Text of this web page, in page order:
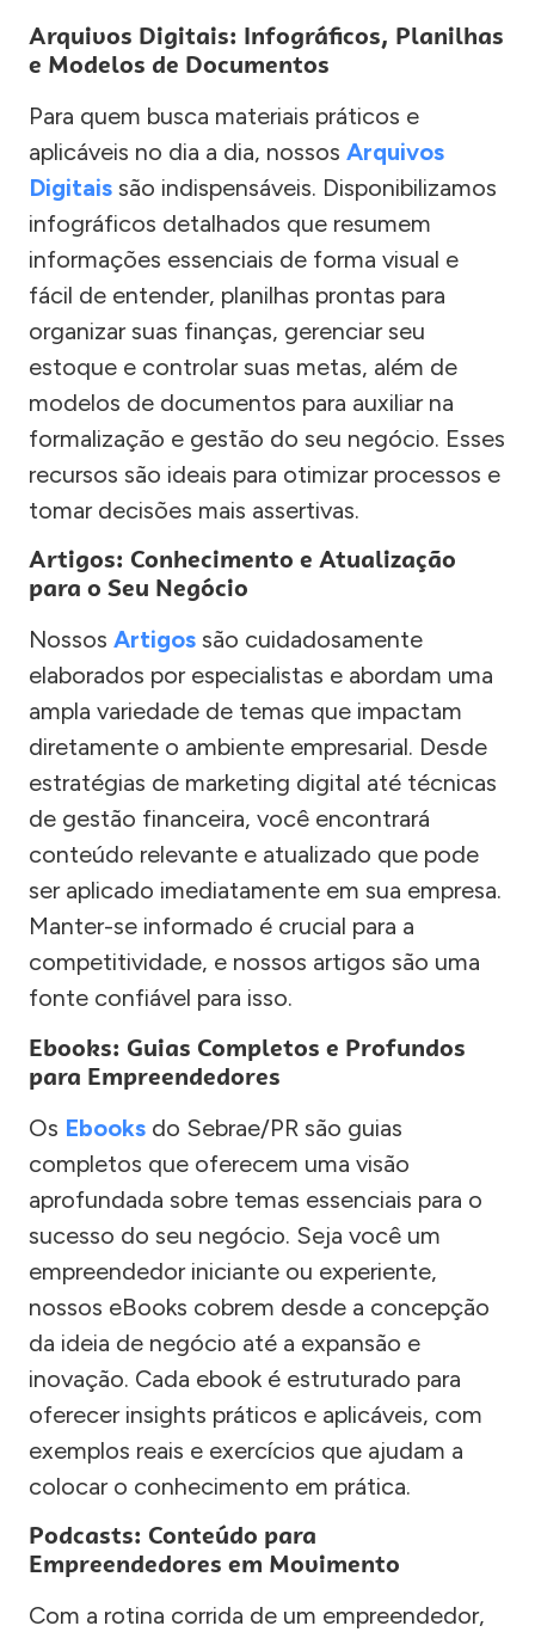
Arquivos Digitais: Infográficos, Planilhas
e Modelos de Documentos
Para quem busca materiais práticos e
aplicáveis no dia a dia, nossos Arquivos
Digitais são indispensáveis. Disponibilizamos
infográficos detalhados que resumem
informações essenciais de forma visual e
fácil de entender, planilhas prontas para
organizar suas finanças, gerenciar seu
estoque e controlar suas metas, além de
modelos de documentos para auxiliar na
formalização e gestão do seu negócio. Esses
recursos são ideais para otimizar processos e
tomar decisões mais assertivas.
Artigos: Conhecimento e Atualização
para o Seu Negócio
Nossos Artigos são cuidadosamente
elaborados por especialistas e abordam uma
ampla variedade de temas que impactam
diretamente o ambiente empresarial. Desde
estratégias de marketing digital até técnicas
de gestão financeira, você encontrará
conteúdo relevante e atualizado que pode
ser aplicado imediatamente em sua empresa.
Manter-se informado é crucial para a
competitividade, e nossos artigos são uma
fonte confiável para isso.
Ebooks: Guias Completos e Profundos
para Empreendedores
Os Ebooks do Sebrae/PR são guias
completos que oferecem uma visão
aprofundada sobre temas essenciais para o
sucesso do seu negócio. Seja você um
empreendedor iniciante ou experiente,
nossos eBooks cobrem desde a concepção
da ideia de negócio até a expansão e
inovação. Cada ebook é estruturado para
oferecer insights práticos e aplicáveis, com
exemplos reais e exercícios que ajudam a
colocar o conhecimento em prática.
Podcasts: Conteúdo para
Empreendedores em Movimento
Com a rotina corrida de um empreendedor,